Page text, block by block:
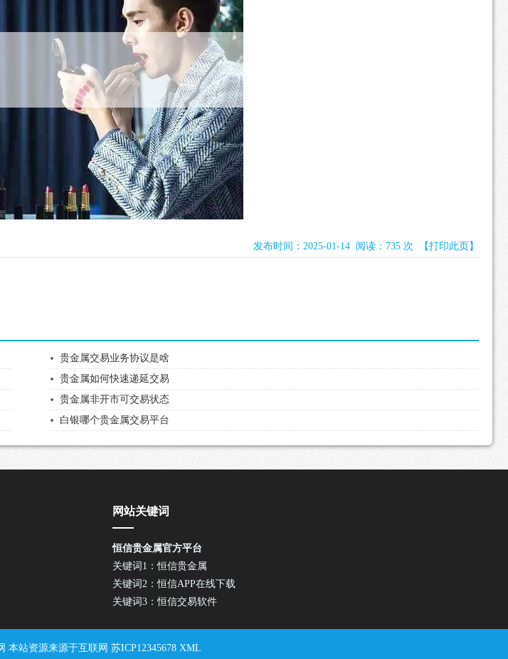
发布时间：2025-01-14 阅读：735 次 【打印此页】
贵金属交易业务协议是啥
贵金属如何快速递延交易
贵金属非开市可交易状态
白银哪个贵金属交易平台
网站关键词
恒信贵金属官方平台
关键词1：恒信贵金属
关键词2：恒信APP在线下载
关键词3：恒信交易软件
本站资源来源于互联网 苏ICP12345678 XML